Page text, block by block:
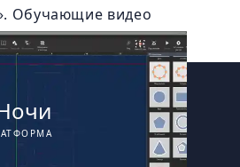
Обучающие видео